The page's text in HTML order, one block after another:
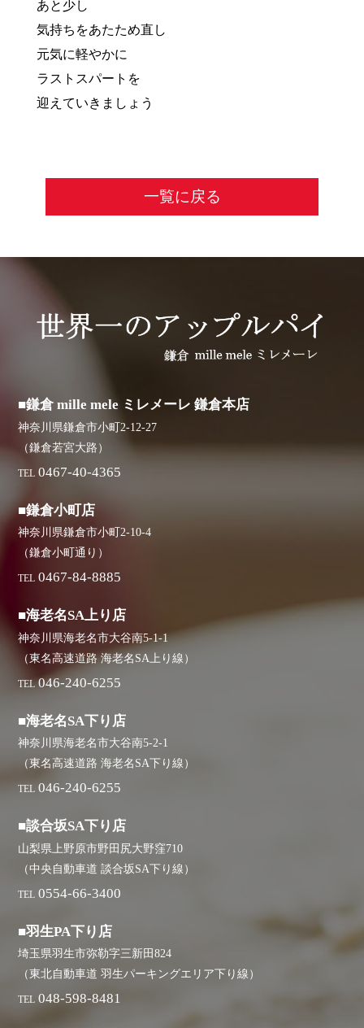
あと少し
気持ちをあたため直し
元気に軽やかに
ラストスパートを
迎えていきましょう
一覧に戻る
■鎌倉 mille mele ミレメーレ 鎌倉本店
神奈川県鎌倉市小町2-12-27
（鎌倉若宮大路）
TEL 0467-40-4365
■鎌倉小町店
神奈川県鎌倉市小町2-10-4
（鎌倉小町通り）
TEL 0467-84-8885
■海老名SA上り店
神奈川県海老名市大谷南5-1-1
（東名高速道路 海老名SA上り線）
TEL 046-240-6255
■海老名SA下り店
神奈川県海老名市大谷南5-2-1
（東名高速道路 海老名SA下り線）
TEL 046-240-6255
■談合坂SA下り店
山梨県上野原市野田尻大野窪710
（中央自動車道 談合坂SA下り線）
TEL 0554-66-3400
■羽生PA下り店
埼玉県羽生市弥勒字三新田824
（東北自動車道 羽生パーキングエリア下り線）
TEL 048-598-8481